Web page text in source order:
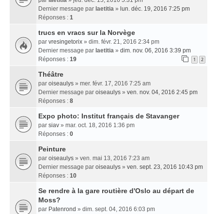
Dernier message par laetitia » lun. déc. 19, 2016 7:25 pm
Réponses : 1
trucs en vracs sur la Norvège
par vresingetorix » dim. févr. 21, 2016 2:34 pm
Dernier message par laetitia » dim. nov. 06, 2016 3:39 pm
Réponses : 19 1 2
Théâtre
par oiseaulys » mer. févr. 17, 2016 7:25 am
Dernier message par oiseaulys » ven. nov. 04, 2016 2:45 pm
Réponses : 8
Expo photo: Institut français de Stavanger
par siav » mar. oct. 18, 2016 1:36 pm
Réponses : 0
Peinture
par oiseaulys » ven. mai 13, 2016 7:23 am
Dernier message par oiseaulys » ven. sept. 23, 2016 10:43 pm
Réponses : 10
Se rendre à la gare routière d'Oslo au départ de
Moss?
par Patenrond » dim. sept. 04, 2016 6:03 pm